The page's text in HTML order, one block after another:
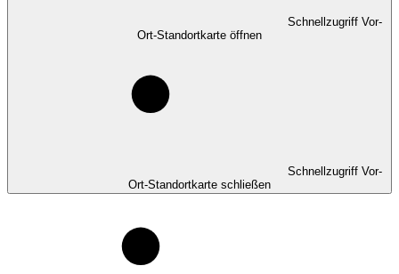
Schnellzugriff Vor-
Ort-Standortkarte öffnen
Schnellzugriff Vor-
Ort-Standortkarte schließen